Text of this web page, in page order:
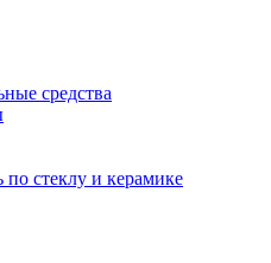
средства
стеклу и керамике